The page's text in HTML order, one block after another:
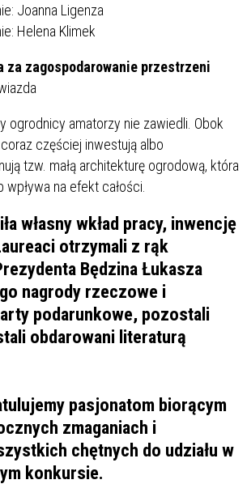
Joanna Ligenza
Helena Klimek
za zagospodarowanie przestrzeni
ogrodnicy amatorzy nie zawiedli. Obok
częściej inwestują albo
tzw. małą architekturę ogrodową, która
na efekt całości.
własny wkład pracy, inwencję
otrzymali z rąk
Będzina Łukasza
nagrody rzeczowe i
podarunkowe, pozostali
obdarowani literaturą
pasjonatom biorącym
zmaganiach i
chętnych do udziału w
konkursie.